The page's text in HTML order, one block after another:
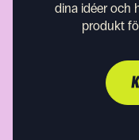
dina idéer och
produkt